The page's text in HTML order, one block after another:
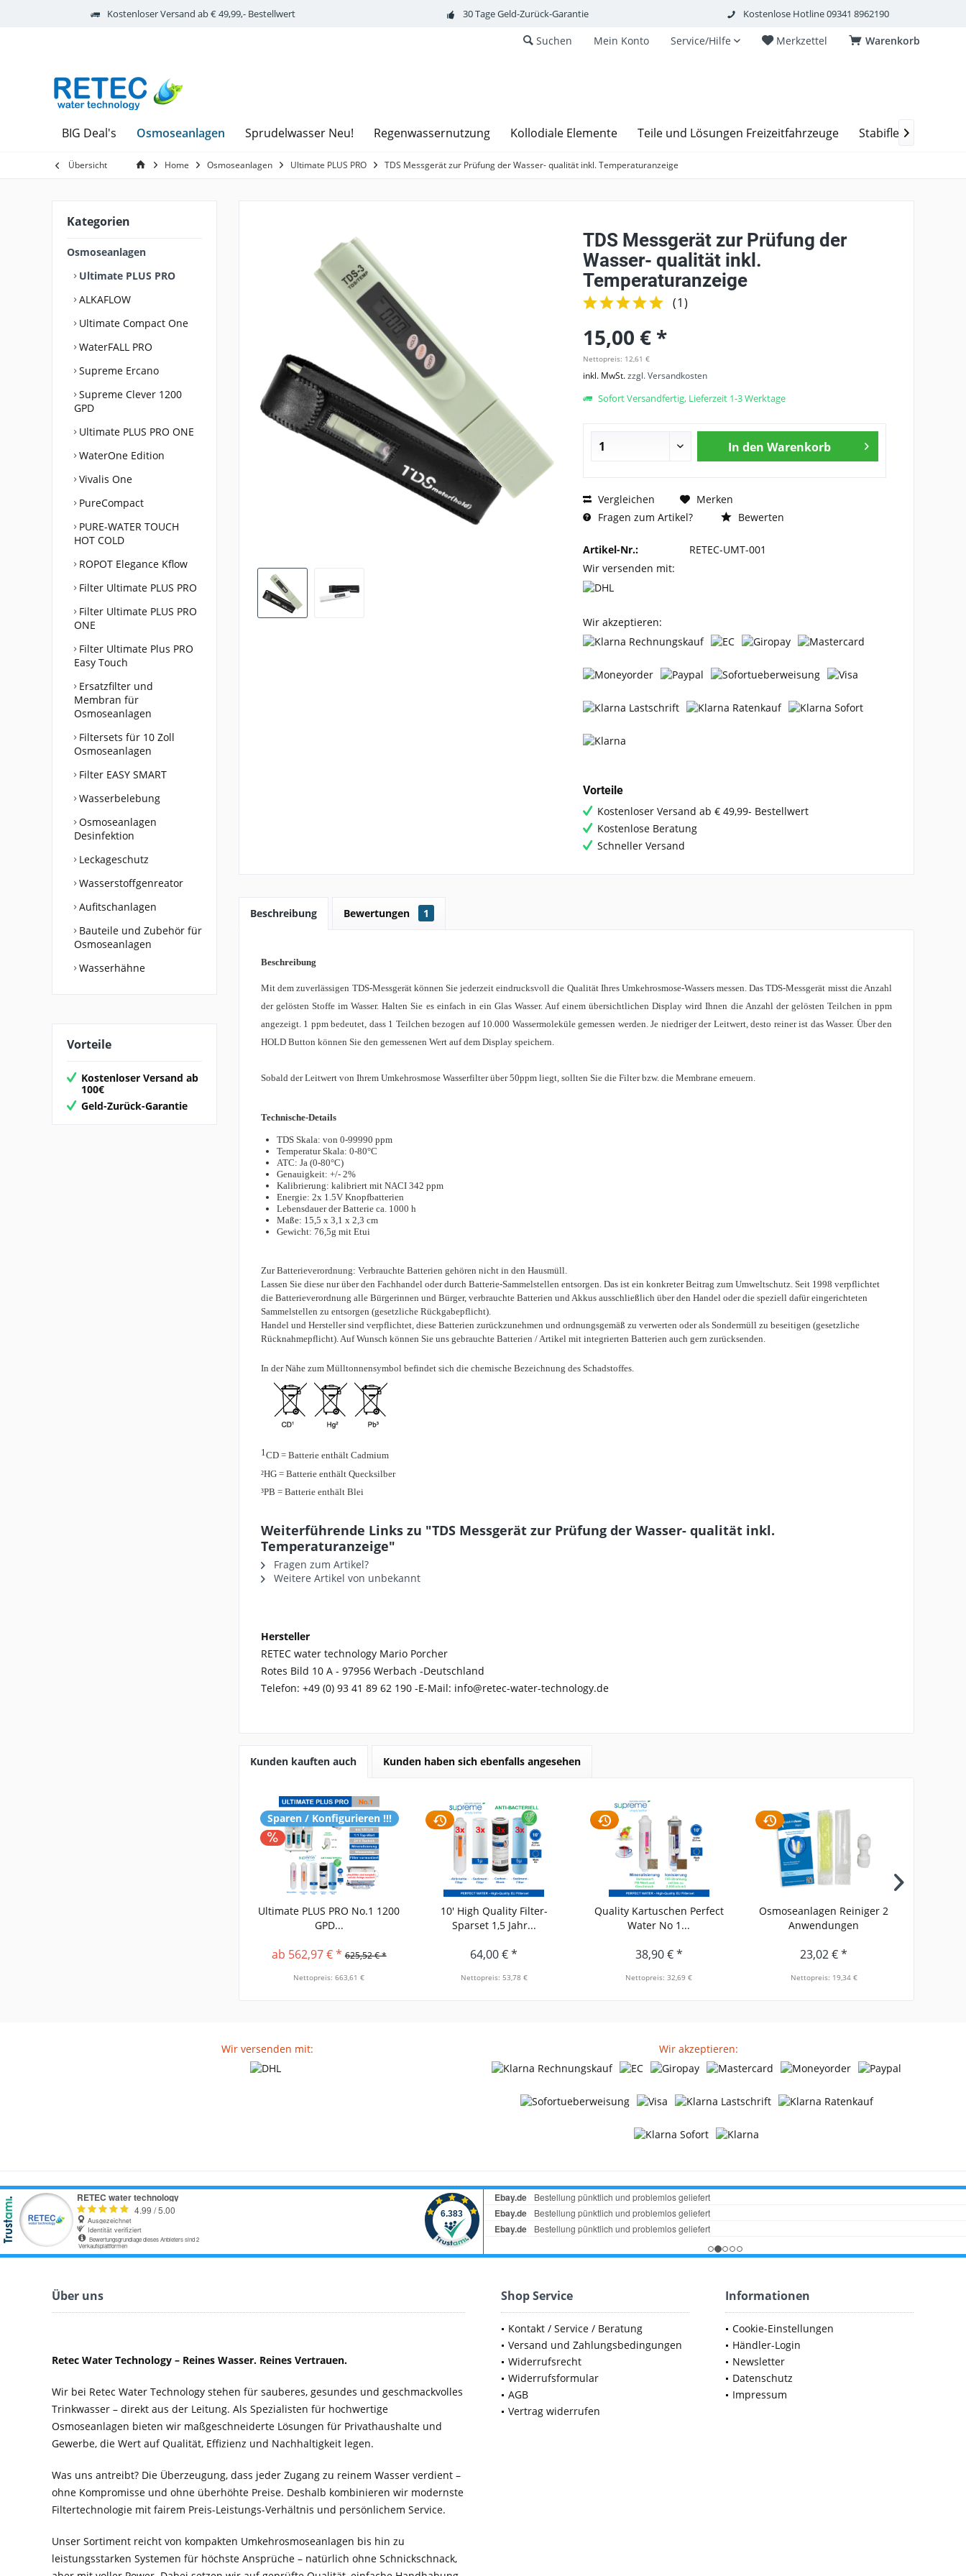
Kostenloser Versand ab € 49,99,- Bestellwert 30 Tage Geld-Zurück-Garantie Kostenlose Hotline 09341 8962190
Warenkorb
Merkzettel
Service/Hilfe
Mein Konto
Suchen
BIG Deal's Osmoseanlagen Sprudelwasser Neu! Regenwassernutzung Kollodiale Elemente Teile und Lösungen Freizeitfahrzeuge Stabiflex
Übersicht Home Osmoseanlagen Ultimate PLUS PRO TDS Messgerät zur Prüfung der Wasser- qualität inkl. Temperaturanzeige
Kategorien
Osmoseanlagen
Ultimate PLUS PRO
ALKAFLOW
Ultimate Compact One
WaterFALL PRO
Supreme Ercano
Supreme Clever 1200
GPD
Ultimate PLUS PRO ONE
WaterOne Edition
Vivalis One
PureCompact
PURE-WATER TOUCH
HOT COLD
ROPOT Elegance Kflow
Filter Ultimate PLUS PRO
Filter Ultimate PLUS PRO
ONE
Filter Ultimate Plus PRO
Easy Touch
Ersatzfilter und
Membran für
Osmoseanlagen
Filtersets für 10 Zoll
Osmoseanlagen
Filter EASY SMART
Wasserbelebung
Osmoseanlagen
Desinfektion
Leckageschutz
Wasserstoffgenreator
Aufitschanlagen
Bauteile und Zubehör für
Osmoseanlagen
Wasserhähne
Vorteile
Kostenloser Versand ab
100€
Geld-Zurück-Garantie
TDS Messgerät zur Prüfung der
Wasser- qualität inkl.
Temperaturanzeige
(1)
15,00 € *
Nettopreis: 12,61 €
inkl. MwSt.zzgl. Versandkosten
Sofort Versandfertig, Lieferzeit 1-3 Werktage
In den Warenkorb
Vergleichen
Merken
Fragen zum Artikel?
Bewerten
Artikel-Nr.:
RETEC-UMT-001
Wir versenden mit:
Wir akzeptieren:
Vorteile
Kostenloser Versand ab € 49,99- Bestellwert
Kostenlose Beratung
Schneller Versand
Beschreibung Bewertungen 1
Beschreibung
Mit dem zuverlässigen TDS-Messgerät können Sie jederzeit eindrucksvoll die Qualität Ihres Umkehrosmose-Wassers messen. Das TDS-Messgerät misst die Anzahl
der gelösten Stoffe im Wasser. Halten Sie es einfach in ein Glas Wasser. Auf einem übersichtlichen Display wird Ihnen die Anzahl der gelösten Teilchen in ppm
angezeigt. 1 ppm bedeutet, dass 1 Teilchen bezogen auf 10.000 Wassermoleküle gemessen werden. Je niedriger der Leitwert, desto reiner ist das Wasser. Über den
HOLD Button können Sie den gemessenen Wert auf dem Display speichern.
Sobald der Leitwert von Ihrem Umkehrosmose Wasserfilter über 50ppm liegt, sollten Sie die Filter bzw. die Membrane erneuern.
Technische-Details
TDS Skala: von 0-99990 ppm
Temperatur Skala: 0-80°C
ATC: Ja (0-80°C)
Genauigkeit: +/- 2%
Kalibrierung: kalibriert mit NACI 342 ppm
Energie: 2x 1.5V Knopfbatterien
Lebensdauer der Batterie ca. 1000 h
Maße: 15,5 x 3,1 x 2,3 cm
Gewicht: 76,5g mit Etui
Zur Batterieverordnung: Verbrauchte Batterien gehören nicht in den Hausmüll.
Lassen Sie diese nur über den Fachhandel oder durch Batterie-Sammelstellen entsorgen. Das ist ein konkreter Beitrag zum Umweltschutz. Seit 1998 verpflichtet
die Batterieverordnung alle Bürgerinnen und Bürger, verbrauchte Batterien und Akkus ausschließlich über den Handel oder die speziell dafür eingerichteten
Sammelstellen zu entsorgen (gesetzliche Rückgabepflicht).
Handel und Hersteller sind verpflichtet, diese Batterien zurückzunehmen und ordnungsgemäß zu verwerten oder als Sondermüll zu beseitigen (gesetzliche
Rücknahmepflicht). Auf Wunsch können Sie uns gebrauchte Batterien / Artikel mit integrierten Batterien auch gern zurücksenden.
In der Nähe zum Mülltonnensymbol befindet sich die chemische Bezeichnung des Schadstoffes.
1CD = Batterie enthält Cadmium
²HG = Batterie enthält Quecksilber
³PB = Batterie enthält Blei
Weiterführende Links zu "TDS Messgerät zur Prüfung der Wasser- qualität inkl.
Temperaturanzeige"
Fragen zum Artikel?
Weitere Artikel von unbekannt
Hersteller
RETEC water technology Mario Porcher
Rotes Bild 10 A - 97956 Werbach -Deutschland
Telefon: +49 (0) 93 41 89 62 190 -E-Mail: info@retec-water-technology.de
Kunden kauften auch Kunden haben sich ebenfalls angesehen
Sparen / Konfigurieren !!!
Ultimate PLUS PRO No.1 1200
GPD...
ab 562,97 € * 625,52 € *
Nettopreis: 663,61 €
10' High Quality Filter-
Sparset 1,5 Jahr...
64,00 € *
Nettopreis: 53,78 €
Quality Kartuschen Perfect
Water No 1...
38,90 € *
Nettopreis: 32,69 €
Osmoseanlagen Reiniger 2
Anwendungen
23,02 € *
Nettopreis: 19,34 €
Wir versenden mit: Wir akzeptieren:
Über uns
Retec Water Technology – Reines Wasser. Reines Vertrauen.
Wir bei Retec Water Technology stehen für sauberes, gesundes und geschmackvolles
Trinkwasser – direkt aus der Leitung. Als Spezialisten für hochwertige
Osmoseanlagen bieten wir maßgeschneiderte Lösungen für Privathaushalte und
Gewerbe, die Wert auf Qualität, Effizienz und Nachhaltigkeit legen.
Was uns antreibt? Die Überzeugung, dass jeder Zugang zu reinem Wasser verdient –
ohne Kompromisse und ohne überhöhte Preise. Deshalb kombinieren wir modernste
Filtertechnologie mit fairem Preis-Leistungs-Verhältnis und persönlichem Service.
Unser Sortiment reicht von kompakten Umkehrosmoseanlagen bis hin zu
leistungsstarken Systemen für höchste Ansprüche – natürlich ohne Schnickschnack,
Shop Service
Kontakt / Service / Beratung
Versand und Zahlungsbedingungen
Widerrufsrecht
Widerrufsformular
AGB
Vertrag widerrufen
Informationen
Cookie-Einstellungen
Händler-Login
Newsletter
Datenschutz
Impressum